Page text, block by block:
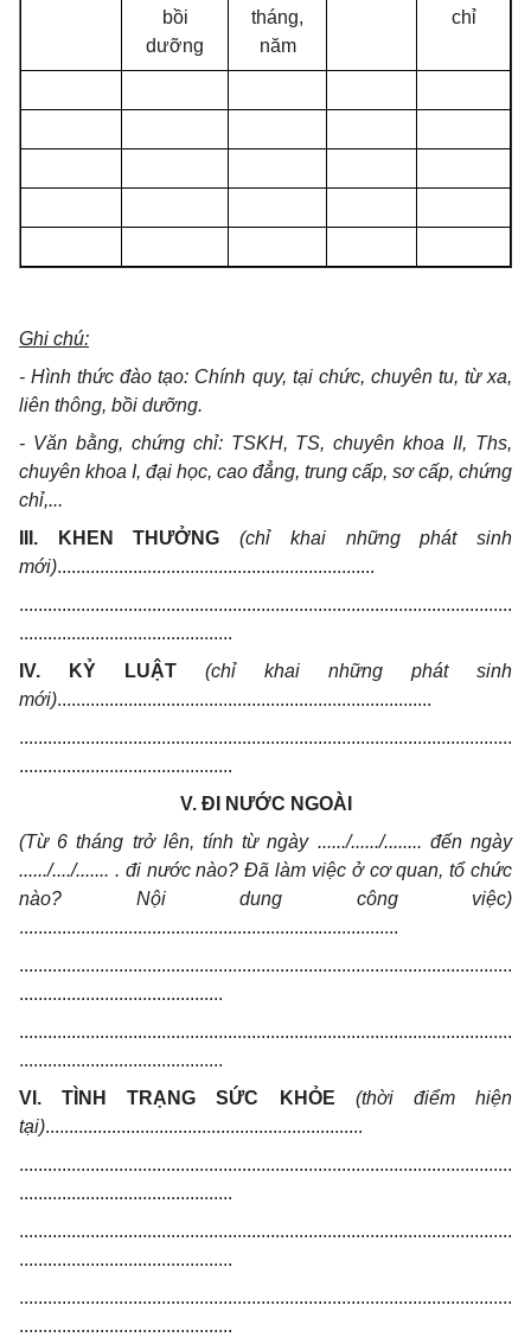
bồi
dưỡng
tháng,
năm
chỉ
Ghi chú:
- Hình thức đào tạo: Chính quy, tại chức, chuyên tu, từ xa,
liên thông, bồi dưỡng.
- Văn bằng, chứng chỉ: TSKH, TS, chuyên khoa II, Ths,
chuyên khoa I, đại học, cao đẳng, trung cấp, sơ cấp, chứng
chỉ,...
III. KHEN THƯỞNG
(chỉ khai những phát sinh
mới)...................................................................
........................................................................................................
.............................................
IV. KỶ LUẬT
(chỉ khai những phát sinh
mới)...............................................................................
........................................................................................................
.............................................
V. ĐI NƯỚC NGOÀI
(Từ 6 tháng trở lên, tính từ ngày ....../....../........ đến ngày
....../..../....... . đi nước nào? Đã làm việc ở cơ quan, tổ chức
nào? Nội dung công việc)
................................................................................
........................................................................................................
...........................................
........................................................................................................
...........................................
VI. TÌNH TRẠNG SỨC KHỎE
(thời điểm hiện
tại)...................................................................
........................................................................................................
.............................................
........................................................................................................
.............................................
........................................................................................................
.............................................